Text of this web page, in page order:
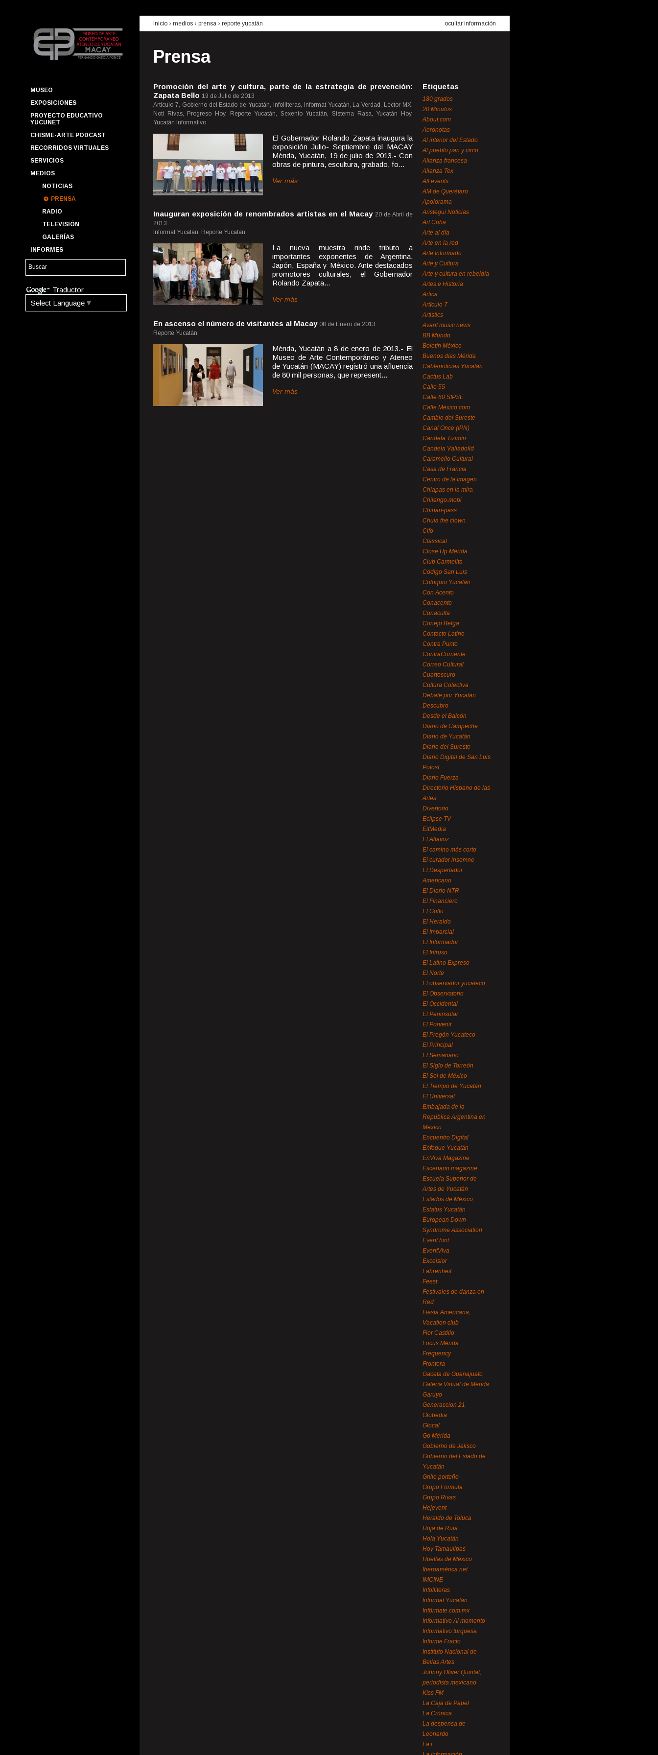
MUSEO
EXPOSICIONES
PROYECTO EDUCATIVO
YUCUNET
CHISME-ARTE PODCAST
RECORRIDOS VIRTUALES
SERVICIOS
MEDIOS
NOTICIAS
PRENSA
RADIO
TELEVISIÓN
GALERÍAS
INFORMES
Traductor
Select Language ▼
inicio › medios › prensa › reporte yucatán ocultar información
Prensa
Promoción del arte y cultura, parte de la estrategia de prevención:
Zapata Bello 19 de Julio de 2013
Artículo 7, Gobierno del Estado de Yucatán, Infolliteras, Informat Yucatán, La Verdad, Lector MX,
Noti Rivas, Progreso Hoy, Reporte Yucatán, Sexenio Yucatán, Sistema Rasa, Yucatán Hoy,
Yucatán Informativo
El Gobernador Rolando Zapata inaugura la
exposición Julio- Septiembre del MACAY
Mérida, Yucatán, 19 de julio de 2013.- Con
obras de pintura, escultura, grabado, fo...
Ver más
Inauguran exposición de renombrados artistas en el Macay 20 de Abril de
2013
Informat Yucatán, Reporte Yucatán
La nueva muestra rinde tributo a
importantes exponentes de Argentina,
Japón, España y México. Ante destacados
promotores culturales, el Gobernador
Rolando Zapata...
Ver más
En ascenso el número de visitantes al Macay 08 de Enero de 2013
Reporte Yucatán
Mérida, Yucatán a 8 de enero de 2013.- El
Museo de Arte Contemporáneo y Ateneo
de Yucatán (MACAY) registró una afluencia
de 80 mil personas, que represent...
Ver más
Etiquetas
180 grados
20 Minutos
About.com
Aeronotas
Al interior del Estado
Al pueblo pan y circo
Alianza francesa
Alianza Tex
All events
AM de Querétaro
Apolorama
Aristegui Noticias
Art Cuba
Arte al día
Arte en la red
Arte Informado
Arte y Cultura
Arte y cultura en rebeldía
Artes e Historia
Artica
Artículo 7
Artistics
Avant music news
BB Mundo
Boletín México
Buenos días Mérida
Cablenoticias Yucatán
Cactus Lab
Calle 55
Calle 60 SIPSE
Calle México.com
Cambio del Sureste
Canal Once (IPN)
Candela Tizimín
Candela Valladolid
Caramello Cultural
Casa de Francia
Centro de la Imagen
Chiapas en la mira
Chilango.mobi
Chinan-pass
Chula the clown
Cifo
Classical
Close Up Mérida
Club Carmelita
Código San Luis
Coloquio Yucatán
Con Acento
Conacento
Conaculta
Conejo Belga
Contacto Latino
Contra Punto
ContraCorriente
Correo Cultural
Cuartoscuro
Cultura Colectiva
Debate por Yucatán
Descubro
Desde el Balcón
Diario de Campeche
Diario de Yucatán
Diario del Sureste
Diario Digital de San Luis
Potosí
Diario Fuerza
Directorio Hispano de las
Artes
Divertorio
Eclipse TV
EitMedia
El Altavoz
El camino más corto
El curador insomne
El Despertador
Americano
El Diario NTR
El Financiero
El Golfo
El Heraldo
El Imparcial
El Informador
El Intruso
El Latino Expreso
El Norte
El observador yucateco
El Observatorio
El Occidental
El Peninsular
El Porvenir
El Pregón Yucateco
El Principal
El Semanario
El Siglo de Torreón
El Sol de México
El Tiempo de Yucatán
El Universal
Embajada de la
República Argentina en
México
Encuentro Digital
Enfoque Yucatán
EnViva Magazine
Escenario magazine
Escuela Superior de
Artes de Yucatán
Estados de México
Estatus Yucatán
European Down
Syndrome Association
Event hint
EventViva
Excelsior
Fahrenheit
Feest
Festivales de danza en
Red
Fiesta Americana,
Vacation club
Flor Castillo
Focus Mérida
Frequency
Frontera
Gaceta de Guanajuato
Galería Virtual de Mérida
Garuyo
Generaccion 21
Globedia
Glocal
Go Mérida
Gobierno de Jalisco
Gobierno del Estado de
Yucatán
Grillo porteño
Grupo Fórmula
Grupo Rivas
Hejevent
Heraldo de Toluca
Hoja de Ruta
Hola Yucatán
Hoy Tamaulipas
Huellas de México
Iberoamérica.net
IMCINE
Infolliteras
Informat Yucatán
Infórmate.com.mx
Informativo Al momento
Informativo turquesa
Informe Fracto
Instituto Nacional de
Bellas Artes
Johnny Oliver Quintal,
periodista mexicano
Kiss FM
La Caja de Papel
La Crónica
La despensa de
Leonardo
La i